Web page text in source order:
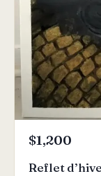
$1,200
Reflet